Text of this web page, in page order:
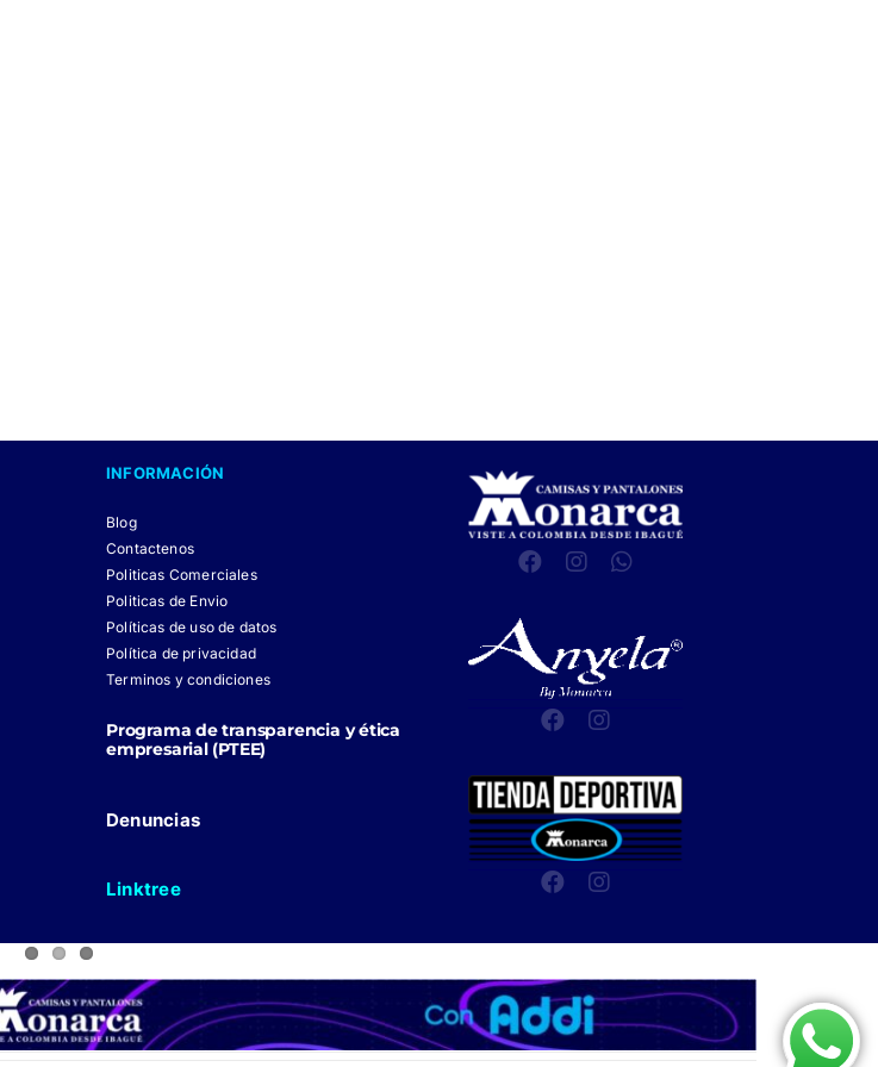
INFORMACIÓN
Blog
Contactenos
Politicas Comerciales
Politicas de Envio
Políticas de uso de datos
Política de privacidad
Terminos y condiciones
Programa de transparencia y ética
empresarial (PTEE)
Denuncias
Linktree